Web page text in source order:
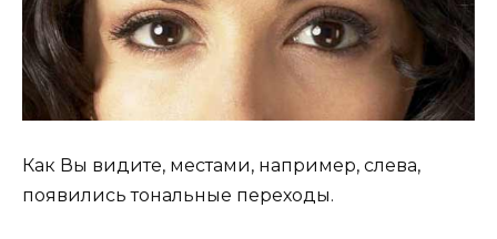
Как Вы видите, местами, например, слева,
появились тональные переходы.